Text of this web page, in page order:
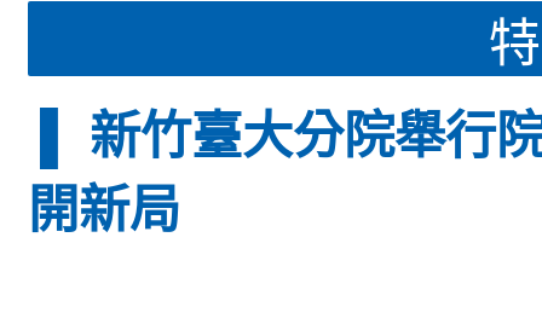
▌ 新竹臺大分院舉行
開新局